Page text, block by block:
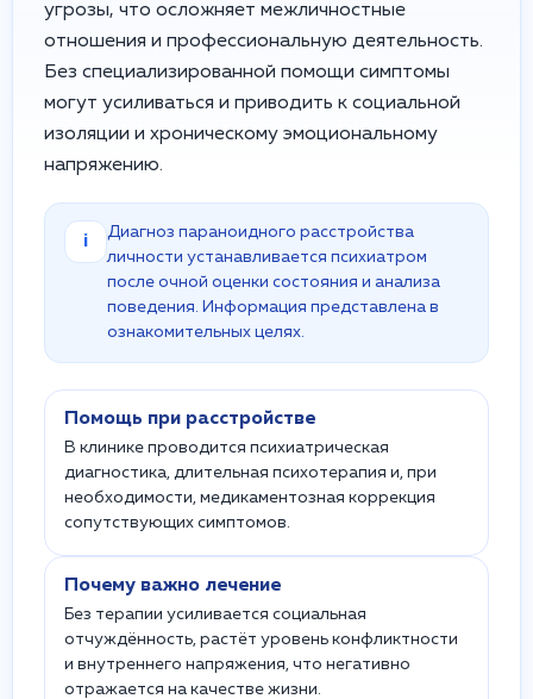
угрозы, что осложняет межличностные
отношения и профессиональную деятельность.
Без специализированной помощи симптомы
могут усиливаться и приводить к социальной
изоляции и хроническому эмоциональному
напряжению.
i
Диагноз параноидного расстройства
личности устанавливается психиатром
после очной оценки состояния и анализа
поведения. Информация представлена в
ознакомительных целях.
Помощь при расстройстве
В клинике проводится психиатрическая
диагностика, длительная психотерапия и, при
необходимости, медикаментозная коррекция
сопутствующих симптомов.
Почему важно лечение
Без терапии усиливается социальная
отчуждённость, растёт уровень конфликтности
и внутреннего напряжения, что негативно
отражается на качестве жизни.